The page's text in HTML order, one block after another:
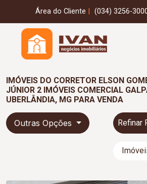
Área do Cliente (034) 3256-
IMÓVEIS DO CORRETOR ELSON
JÚNIOR 2 IMÓVEIS COMERCIAL
UBERLÂNDIA, MG PARA VENDA
Outras Opções Refinar